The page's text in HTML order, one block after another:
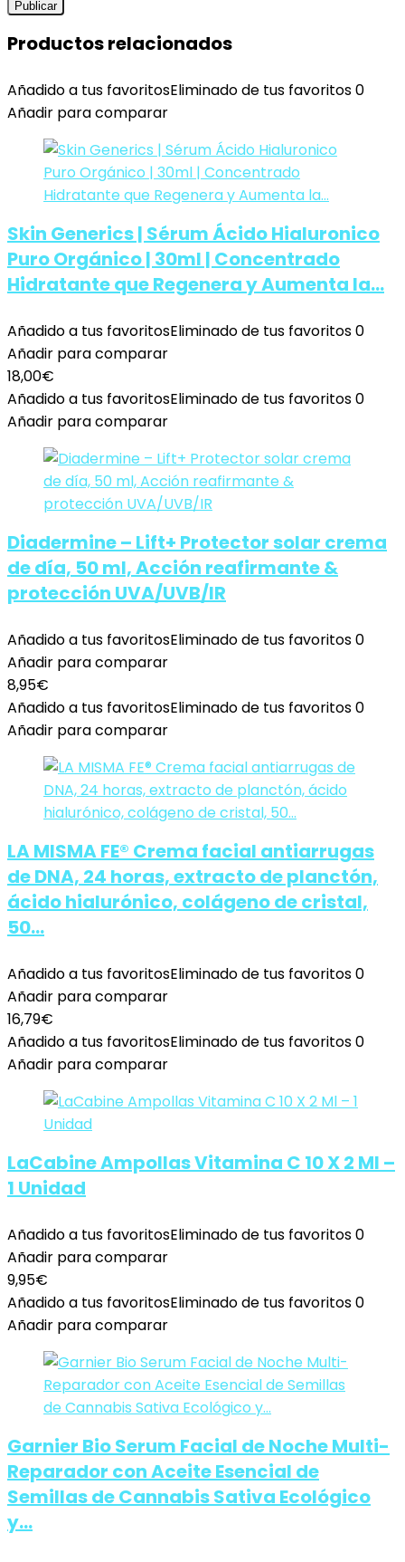
Productos relacionados
Añadido a tus favoritosEliminado de tus favoritos0
Añadir para comparar
Skin Generics | Sérum Ácido Hialuronico
Puro Orgánico | 30ml | Concentrado
Hidratante que Regenera y Aumenta la…
Añadido a tus favoritosEliminado de tus favoritos0
Añadir para comparar
18,00€
Añadido a tus favoritosEliminado de tus favoritos0
Añadir para comparar
Diadermine – Lift+ Protector solar crema
de día, 50 ml, Acción reafirmante &
protección UVA/UVB/IR
Añadido a tus favoritosEliminado de tus favoritos0
Añadir para comparar
8,95€
Añadido a tus favoritosEliminado de tus favoritos0
Añadir para comparar
LA MISMA FE® Crema facial antiarrugas
de DNA, 24 horas, extracto de planctón,
ácido hialurónico, colágeno de cristal,
50…
Añadido a tus favoritosEliminado de tus favoritos0
Añadir para comparar
16,79€
Añadido a tus favoritosEliminado de tus favoritos0
Añadir para comparar
LaCabine Ampollas Vitamina C 10 X 2 Ml –
1 Unidad
Añadido a tus favoritosEliminado de tus favoritos0
Añadir para comparar
9,95€
Añadido a tus favoritosEliminado de tus favoritos0
Añadir para comparar
Garnier Bio Serum Facial de Noche Multi-
Reparador con Aceite Esencial de
Semillas de Cannabis Sativa Ecológico
y…